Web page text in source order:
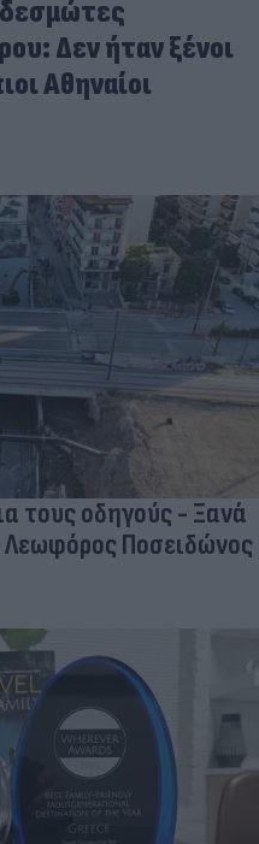
Δεν ήταν ξένοι
Αθηναίοι
τους οδηγούς - Ξανά
Ποσειδώνος